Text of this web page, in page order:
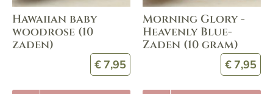
Hawaiian baby
woodrose (10
zaden)
€ 7,95
Morning Glory -
Heavenly Blue-
Zaden (10 gram)
€ 7,95